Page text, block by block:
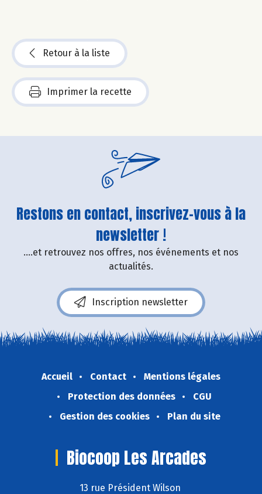
Retour à la liste
Imprimer la recette
Restons en contact, inscrivez-vous à la
newsletter !
....et retrouvez nos offres, nos événements et nos
actualités.
Inscription newsletter
Accueil Contact
Mentions légales
Protection des données
CGU
Gestion des cookies
Plan du site
Biocoop Les Arcades
13 rue Président Wilson